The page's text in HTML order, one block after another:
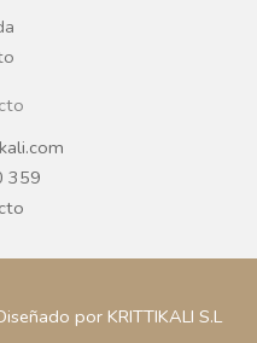
359
por KRITTIKALI S.L